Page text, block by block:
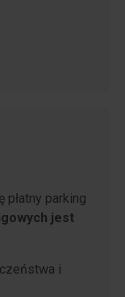
płatny parking
jest
i